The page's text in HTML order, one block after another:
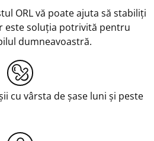
ORL vă poate ajuta să stabiliți
este soluția potrivită pentru
dumneavoastră.
cu vârsta de șase luni și peste